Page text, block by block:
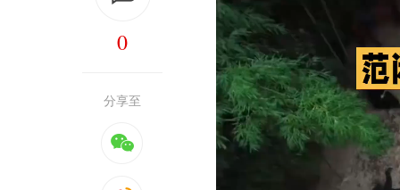
0
分享至